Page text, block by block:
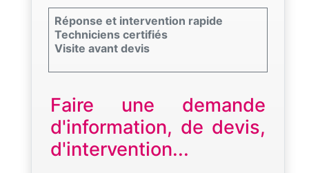
Réponse et intervention rapide
Techniciens certifiés
Visite avant devis
Faire une demande
d'information, de devis,
d'intervention...